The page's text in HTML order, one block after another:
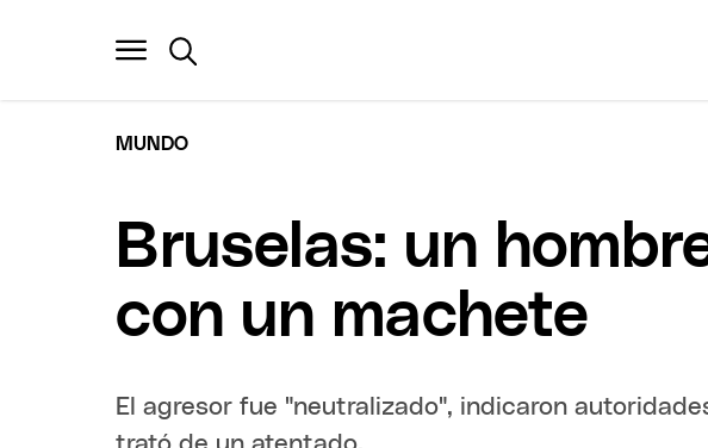
MUNDO
Bruselas: un
con un machete
El agresor fue "neutralizado", indicaron